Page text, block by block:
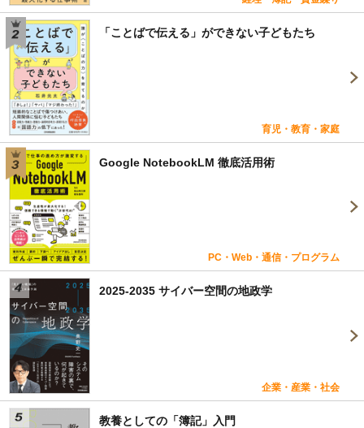
「ことばで伝える」ができない子どもたち
育児・教育・家庭
Google NotebookLM 徹底活用術
PC・Web・通信・プログラム
2025-2035 サイバー空間の地政学
企業・産業・社会
教養としての「簿記」入門